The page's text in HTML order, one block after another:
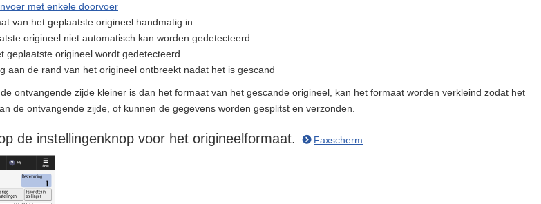
met enkele doorvoer
van het geplaatste origineel handmatig in:
origineel niet automatisch kan worden gedetecteerd
geplaatste origineel wordt gedetecteerd
aan de rand van het origineel ontbreekt nadat het is gescand
ontvangende zijde kleiner is dan het formaat van het gescande origineel, kan het formaat worden verkleind zodat het
de ontvangende zijde, of kunnen de gegevens worden gesplitst en verzonden.
de instellingenknop voor het origineelformaat. Faxscherm